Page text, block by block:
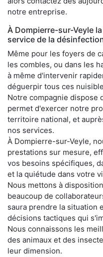
notre entreprise.
À Dompierre-sur-Veyle
service de la
Même pour les foyers de
les combles, ou dans les
à même d'intervenir
déguerpir tous ces
Notre compagnie dispose
permet d'exercer notre
territoire national, et
nos services.
À Dompierre-sur-Veyle,
prestations sur mesure,
vos besoins spécifiques,
et la quiétude dans votre
Nous mettons à
beaucoup de
saura prendre la situation
décisions tactiques qui
Nous connaissons les
des animaux et des
leur dimension.